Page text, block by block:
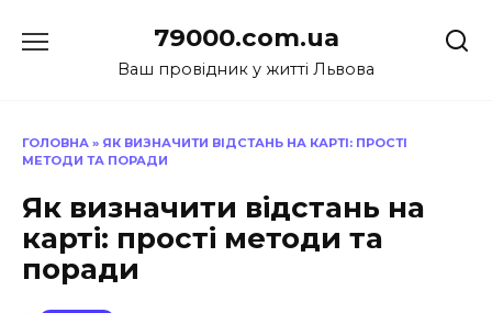
до
79000.com.ua
Ваш провідник у житті Львова
ГОЛОВНА » ЯК ВИЗНАЧИТИ ВІДСТАНЬ НА КАРТІ: ПРОСТІ
МЕТОДИ ТА ПОРАДИ
Як визначити відстань на
карті: прості методи та
поради